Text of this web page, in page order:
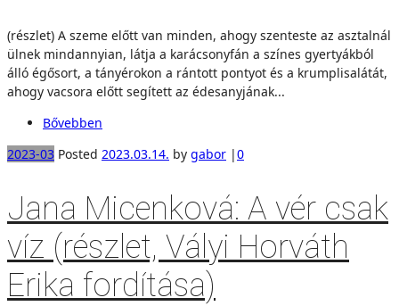
(részlet) A szeme előtt van minden, ahogy szenteste az asztalnál
ülnek mindannyian, látja a karácsonyfán a színes gyertyákból
álló égősort, a tányérokon a rántott pontyot és a krumplisalátát,
ahogy vacsora előtt segített az édesanyjának...
Bővebben
2023-03 Posted 2023.03.14. by gabor |0
Jana Micenková: A vér csak
víz (részlet, Vályi Horváth
Erika fordítása)